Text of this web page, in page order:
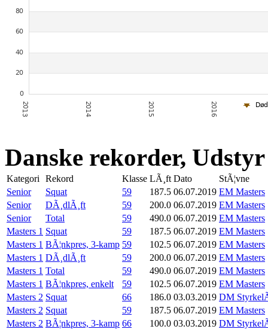
Danske rekorder, Udstyr
Kategori Rekord Klasse LÃ¸ft Dato
StÃ¦vne
Senior
Squat 59 187.5 06.07.2019 EM Masters
Senior
DÃ¸dlÃ¸ft 59 200.0 06.07.2019 EM Masters
Senior
Total 59 490.0 06.07.2019 EM Masters
Masters 1 Squat 59 187.5 06.07.2019 EM Masters
Masters 1 BÃ¦nkpres, 3-kamp 59 102.5 06.07.2019 EM Masters
Masters 1 DÃ¸dlÃ¸ft 59 200.0 06.07.2019 EM Masters
Masters 1 Total 59 490.0 06.07.2019 EM Masters
Masters 1 BÃ¦nkpres, enkelt 59 102.5 06.07.2019 EM Masters
Masters 2 Squat 66 186.0 03.03.2019 DM
Masters 2 Squat 59 187.5 06.07.2019 EM Masters
Masters 2 BÃ¦nkpres, 3-kamp 66 100.0 03.03.2019 DM